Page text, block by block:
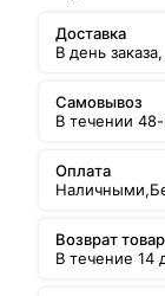
Доставка
В день
Самовывоз
В течении
Оплата
Наличными,
Возврат
В течение 14